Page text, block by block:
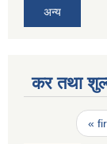
अन्य
कर तथा
Pages«